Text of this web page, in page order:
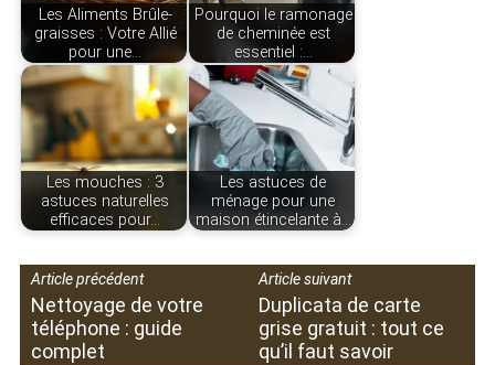
Les Aliments Brûle-
graisses : Votre Allié
pour une…
Pourquoi le ramonage
de cheminée est
essentiel :…
Les mouches : 3
astuces naturelles
efficaces pour…
Les astuces de
ménage pour une
maison étincelante à…
Article précédent
Nettoyage de votre
téléphone : guide
complet
Article suivant
Duplicata de carte
grise gratuit : tout ce
qu’il faut savoir